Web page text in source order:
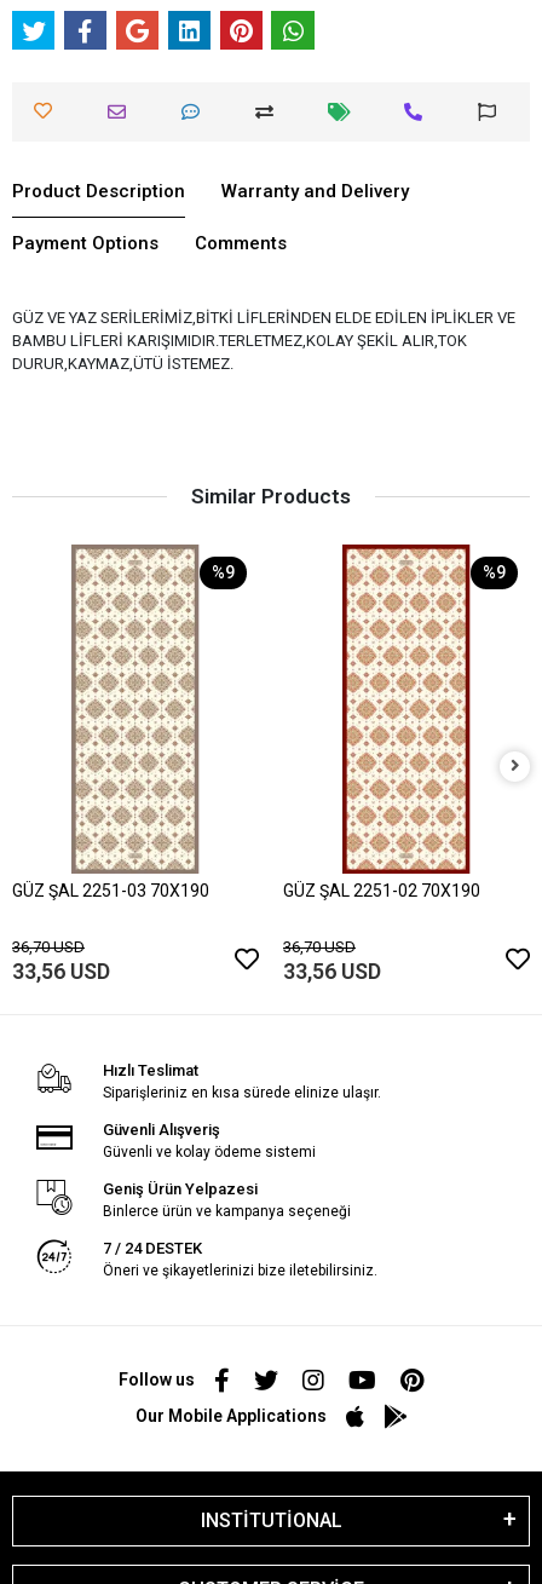
Product Description Warranty and Delivery
Payment Options Comments
GÜZ VE YAZ SERİLERİMİZ,BİTKİ LİFLERİNDEN ELDE EDİLEN İPLİKLER VE
BAMBU LİFLERİ KARIŞIMIDIR.TERLETMEZ,KOLAY ŞEKİL ALIR,TOK
DURUR,KAYMAZ,ÜTÜ İSTEMEZ.
Similar Products
%9
GÜZ ŞAL 2251-03 70X190
36,70 USD
33,56 USD
%9
GÜZ ŞAL 2251-02 70X190
36,70 USD
33,56 USD
Hızlı Teslimat
Siparişleriniz en kısa sürede elinize ulaşır.
Güvenli Alışveriş
Güvenli ve kolay ödeme sistemi
Geniş Ürün Yelpazesi
Binlerce ürün ve kampanya seçeneği
7 / 24 DESTEK
Öneri ve şikayetlerinizi bize iletebilirsiniz.
Follow us
Our Mobile Applications
INSTİTUTİONAL